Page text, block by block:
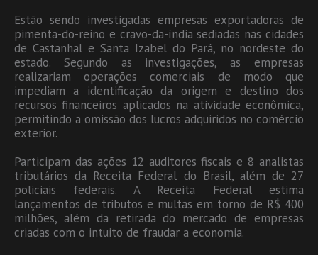
Estão sendo investigadas empresas exportadoras de
pimenta-do-reino e cravo-da-índia sediadas nas cidades
de Castanhal e Santa Izabel do Pará, no nordeste do
estado. Segundo as investigações, as empresas
realizariam operações comerciais de modo que
impediam a identificação da origem e destino dos
recursos financeiros aplicados na atividade econômica,
permitindo a omissão dos lucros adquiridos no comércio
exterior.
Participam das ações 12 auditores fiscais e 8 analistas
tributários da Receita Federal do Brasil, além de 27
policiais federais. A Receita Federal estima
lançamentos de tributos e multas em torno de R$ 400
milhões, além da retirada do mercado de empresas
criadas com o intuito de fraudar a economia.